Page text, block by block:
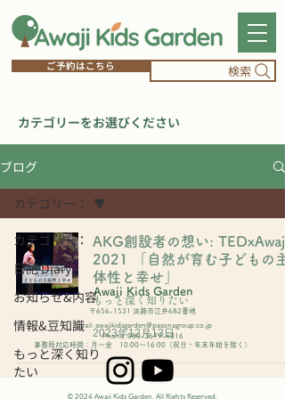
ご予約はこちら 検索
​カテゴリーをお選びください
ブログ
カテゴリー：
日記 Diary
お知らせ&内容
情報&豆知識
もっと深く知り
たい
カテゴリー：
AKG創設者の想い: TEDxAwaji
2021 「自然が育む子どもの主
体性と幸せ」
もっと深く知りたい
2023年12月13日
Awaji Kids Garden
〒656-1531 淡路市江井682番地
Email: awajikidsgarden@pasonagroup.co.jp
Phone:080-3679-4016
事務局対応時間：月～金 10:00～16:00（祝日・年末年始を除く）
© 2024 Awaji Kids Garden. All Rights Reserved.